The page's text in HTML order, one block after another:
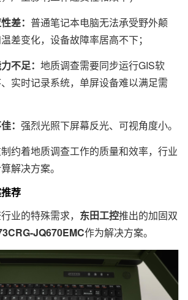
差： 普通笔记本电脑无法承受野外颠
差变化，设备故障率居高不下；
不足： 地质调查需要同步运行GIS软
实时记录系统，单屏设备难以满足需
： 强烈光照下屏幕反光、可视角度小。
着地质调查工作的质量和效率，行业
解决方案。
荐
的特殊需求， 东田工控推出的加固双
JQ670EMC作为解决方案。